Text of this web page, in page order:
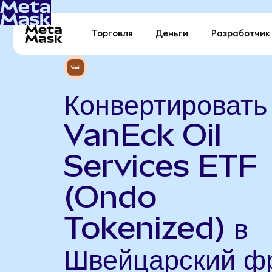
Торговля Деньги Разработчик
Конвертировать
VanEck Oil
Services ETF
(Ondo
Tokenized) в
Швейцарский